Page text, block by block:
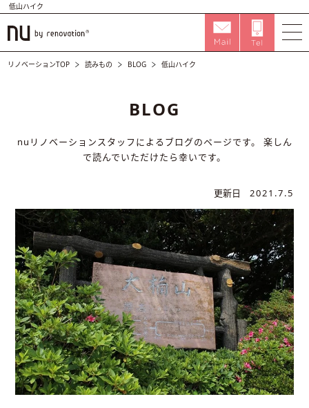
低山ハイク
リノベーションTOP 読みもの BLOG 低山ハイク
BLOG
nuリノベーションスタッフによるブログのページです。
楽しん
で読んでいただけたら幸いです。
更新日 2021.7.5